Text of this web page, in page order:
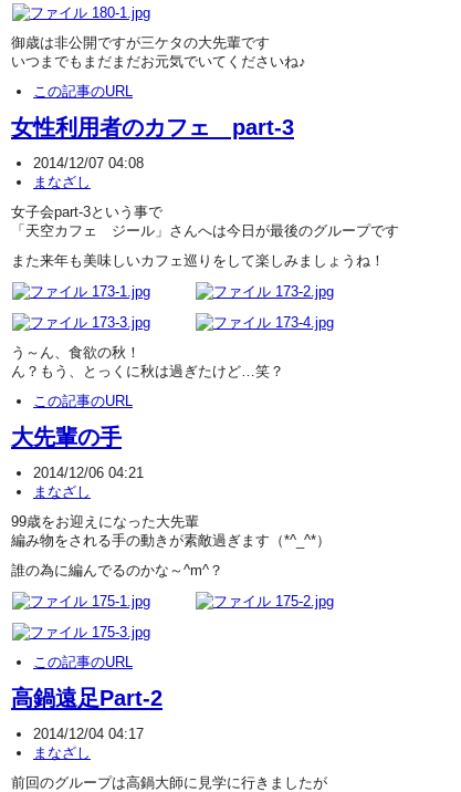
御歳は非公開ですが三ケタの大先輩です
いつまでもまだまだお元気でいてくださいね♪
この記事のURL
女性利用者のカフェ part-3
2014/12/07 04:08
まなざし
女子会part-3という事で
「天空カフェ ジール」さんへは今日が最後のグループです
また来年も美味しいカフェ巡りをして楽しみましょうね！
う～ん、食欲の秋！
ん？もう、とっくに秋は過ぎたけど…笑？
この記事のURL
大先輩の手
2014/12/06 04:21
まなざし
99歳をお迎えになった大先輩
編み物をされる手の動きが素敵過ぎます（*^_^*）
誰の為に編んでるのかな～^m^？
この記事のURL
高鍋遠足Part-2
2014/12/04 04:17
まなざし
前回のグループは高鍋大師に見学に行きましたが